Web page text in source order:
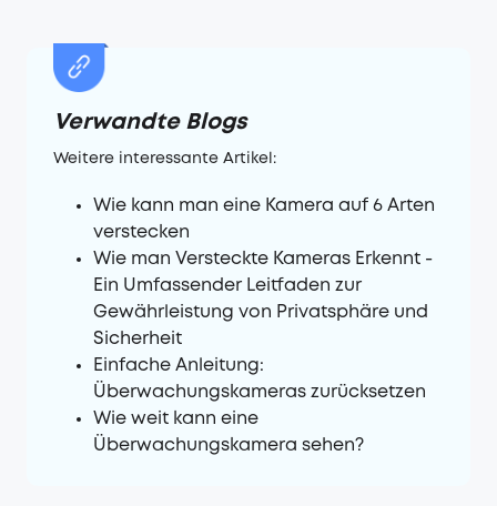
Verwandte Blogs
Weitere interessante Artikel:
Wie kann man eine Kamera auf 6 Arten
verstecken
Wie man Versteckte Kameras Erkennt -
Ein Umfassender Leitfaden zur
Gewährleistung von Privatsphäre und
Sicherheit
Einfache Anleitung:
Überwachungskameras zurücksetzen
Wie weit kann eine
Überwachungskamera sehen?